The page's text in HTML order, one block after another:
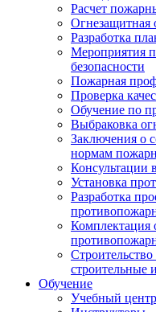
Расчет
Огнезащитная
Разработка
Мероприятия
безопасности
Пожарная
Проверка
Обучение по
Выбраковка
Заключения о
нормам
Консультации
Установка
Разработка
Комплектация
строительные
Обучение
Учебный центр